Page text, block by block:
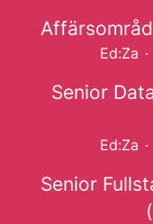
Ed:Za ·
Senior
Ed:Za ·
Senior